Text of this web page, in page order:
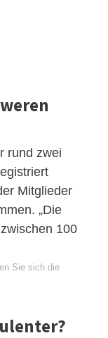
rund zwei
Mitglieder
„Die
100
Sie sich die